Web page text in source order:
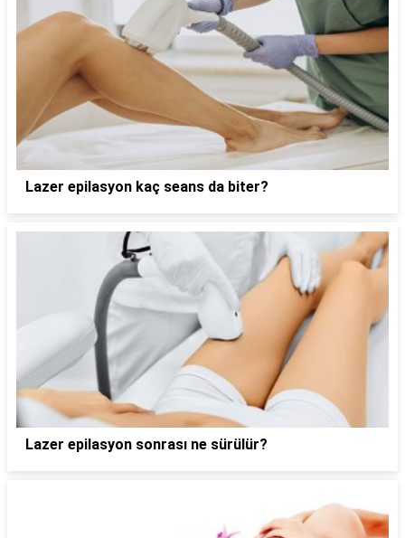
Lazer epilasyon kaç seans da biter?
Lazer epilasyon sonrası ne sürülür?